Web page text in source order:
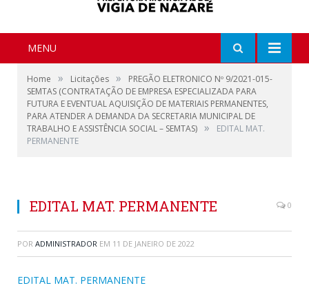
MENU
Home » Licitações »
PREGÃO ELETRONICO Nº 9/2021-015-
SEMTAS (CONTRATAÇÃO DE EMPRESA ESPECIALIZADA PARA
FUTURA E EVENTUAL AQUISIÇÃO DE MATERIAIS PERMANENTES,
PARA ATENDER A DEMANDA DA SECRETARIA MUNICIPAL DE
TRABALHO E ASSISTÊNCIA SOCIAL – SEMTAS) »
EDITAL MAT.
PERMANENTE
EDITAL MAT. PERMANENTE 0
POR ADMINISTRADOR EM 11 DE JANEIRO DE 2022
EDITAL MAT. PERMANENTE